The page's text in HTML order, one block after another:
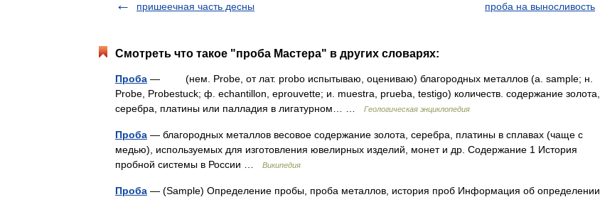
пришеечная часть десны
проба на выносливость
Смотреть что такое "проба Мастера" в других словарях:
Проба — (нем. Probe, от лат. probo испытываю, оцениваю) благородных металлов (a. sample; н.
Probe, Probestuck; ф. echantillon, eprouvette; и. muestra, prueba, testigo) количеств. содержание золота,
серебра, платины или палладия в лигатурном… …
Геологическая энциклопедия
Проба — благородных металлов весовое содержание золота, серебра, платины в сплавах (чаще с
медью), используемых для изготовления ювелирных изделий, монет и др. Содержание 1 История
пробной системы в России …
Википедия
Проба — (Sample) Определение пробы, проба металлов, история проб Информация об определении